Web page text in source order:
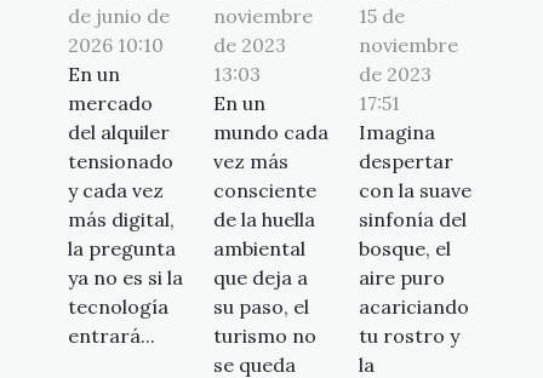
de junio de
2026 10:10
En un
mercado
del alquiler
tensionado
y cada vez
más digital,
la pregunta
ya no es si la
tecnología
entrará...
noviembre
de 2023
13:03
En un
mundo cada
vez más
consciente
de la huella
ambiental
que deja a
su paso, el
turismo no
se queda
15 de
noviembre
de 2023
17:51
Imagina
despertar
con la suave
sinfonía del
bosque, el
aire puro
acariciando
tu rostro y
la